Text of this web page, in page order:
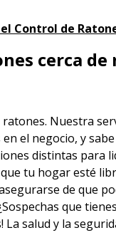
Control de
cerca
Nuestra
el negocio, y
distintas para
tu hogar esté
de que
que
La salud y la